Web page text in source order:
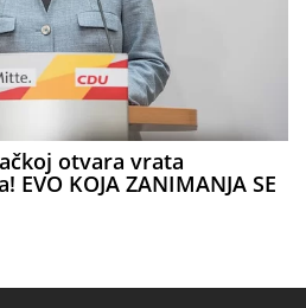
otvara vrata
KOJA ZANIMANJA SE